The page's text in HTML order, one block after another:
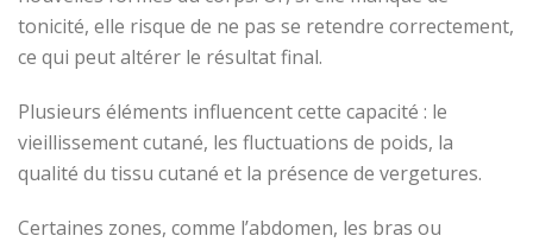
tonicité, elle risque de ne pas se retendre correctement,
ce qui peut altérer le résultat final.
Plusieurs éléments influencent cette capacité : le
vieillissement cutané, les fluctuations de poids, la
qualité du tissu cutané et la présence de vergetures.
Certaines zones, comme l’abdomen, les bras ou